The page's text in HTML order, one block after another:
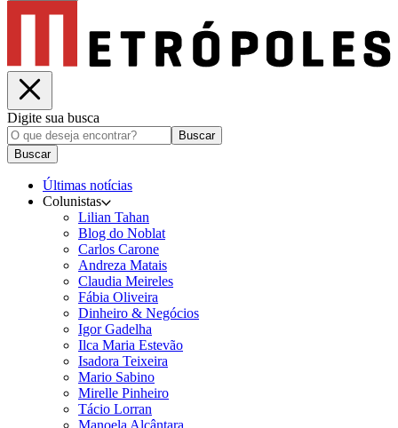
Digite sua busca
Buscar
Buscar
Últimas notícias
Colunistas
Lilian Tahan
Blog do Noblat
Carlos Carone
Andreza Matais
Claudia Meireles
Fábia Oliveira
Dinheiro & Negócios
Igor Gadelha
Ilca Maria Estevão
Isadora Teixeira
Mario Sabino
Mirelle Pinheiro
Tácio Lorran
Manoela Alcântara